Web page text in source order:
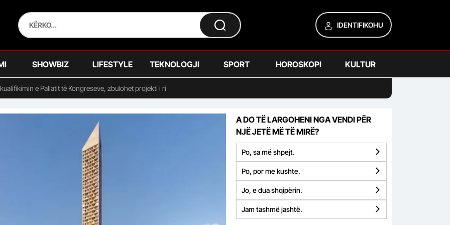
IDENTIFIKOHU
SHOWBIZ LIFESTYLE TEKNOLOGJI SPORT HOROSKOPI KULTUR
e Pallatit të Kongreseve, zbulohet projekti i ri
A DO TË LARGOHENI NGA VENDI PËR
NJË JETË MË TË MIRË?
Po, sa më shpejt.
Po, por me kushte.
Jo, e dua shqipërin.
Jam tashmë jashtë.